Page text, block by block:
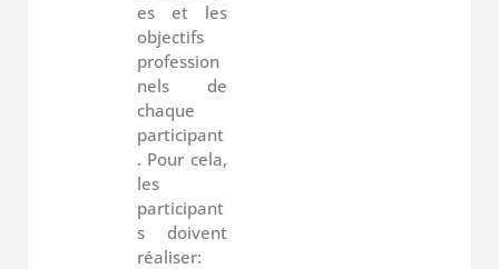
es et les
objectifs
profession
nels de
chaque
participant
. Pour cela,
les
participant
s doivent
réaliser: